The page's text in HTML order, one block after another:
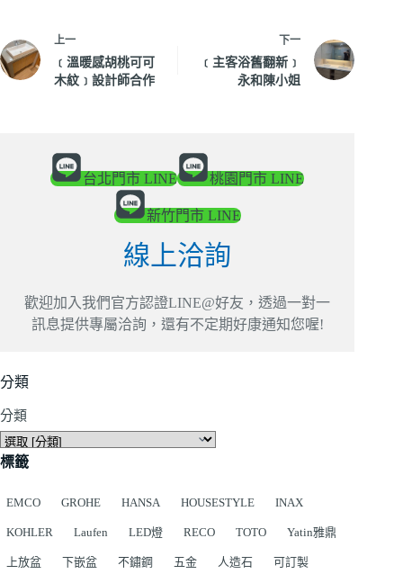
上一
﹝溫暖感胡桃可可
木紋﹞設計師合作
下一
﹝主客浴舊翻新﹞
永和陳小姐
台北門市 LINE 桃園門市 LINE
新竹門市 LINE
線上洽詢
歡迎加入我們官方認證LINE@好友，透過一對一
訊息提供專屬洽詢，還有不定期好康通知您喔!
分類
分類
標籤
EMCO GROHE HANSA HOUSESTYLE INAX
KOHLER Laufen LED燈 RECO TOTO Yatin雅鼎
上放盆 下嵌盆 不鏽鋼 五金 人造石 可訂製